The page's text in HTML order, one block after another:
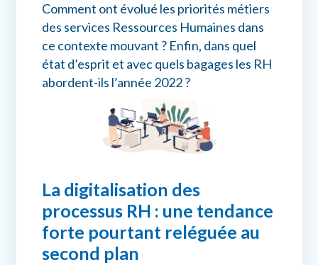
Comment ont évolué les priorités métiers
des services Ressources Humaines dans
ce contexte mouvant ? Enfin, dans quel
état d’esprit et avec quels bagages les RH
abordent-ils l’année 2022 ?
La digitalisation des
processus RH : une tendance
forte pourtant reléguée au
second plan